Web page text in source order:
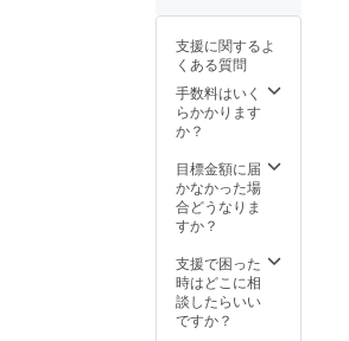
5/1-
5/7、
8/1-31)
は利用
不可。
以降の
キャン
セル・
ノー
ショー
：
ていた
だきま
す。 ※
ン
(12/24-
1/10、
5/1-
ンシェ
ルジュ
(バト
ラー)付
き。 ※
利用期
年4月か
ら2023
年3月31
りま
す。 ※
ご予約
は21年3
す。 貸
切チ
ケット
＋は、
施設内
を全て
ご宿泊
いただ
けま
まで宿
泊可
能。
（通常
名
円〜）
です。
地元の
素材を
ふんだ
使った
夕食、
朝食付
き。お
飲み放
題。温
泉入り
放題で
支援に関するよ
くある質問
手数料はいく
らかかります
か？
目標金額に届
かなかった場
合どうなりま
すか？
支援で困った
時はどこに相
談したらいい
ですか？